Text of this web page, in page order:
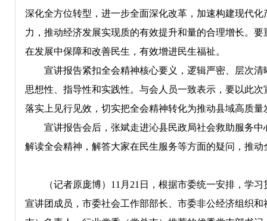
深化全方位转型，进一步全面深化改革，加速构建现代
力，推动经济发展实现质的有效提升和量的合理增长。
在发展中保障和改善民生，有效增进民生福祉。
宣讲报告紧扣全会精神核心要义，逻辑严密、层次清
思想性、指导性和实践性。与会人员一致表示，要以此
落实上见行见效，切实把全会精神转化为推动县域高质
宣讲报告会后，张斌走进沁县民政局社会救助服务中
解读全会精神，解答大家在民生服务等方面的疑问，推
（记者原庞博）11月21日，根据市委统一安排，学习
宣讲团成员，市委社会工作部部长、市委非公经济组织